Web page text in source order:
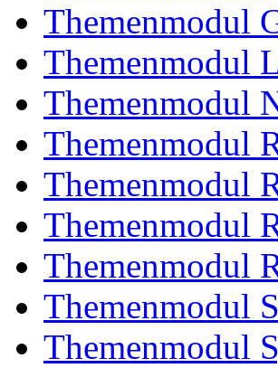
Themenmodul
Themenmodul
Themenmodul
Themenmodul
Themenmodul
Themenmodul
Themenmodul
Themenmodul
Themenmodul